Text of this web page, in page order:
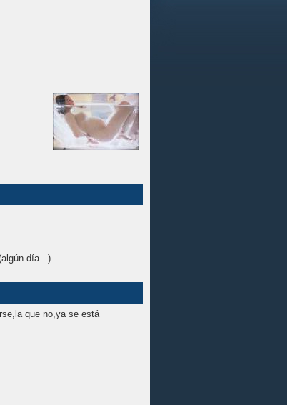
día...)
que no,ya se está